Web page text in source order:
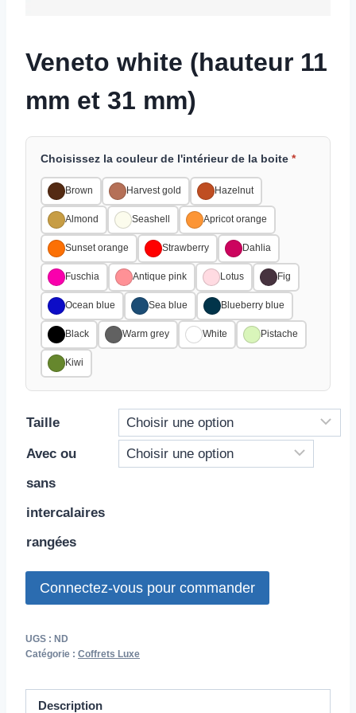
Veneto white (hauteur 11
mm et 31 mm)
Choisissez la couleur de l'intérieur de la boite *
Brown Harvest gold Hazelnut
Almond Seashell Apricot orange
Sunset orange Strawberry Dahlia
Fuschia Antique pink Lotus Fig
Ocean blue Sea blue Blueberry blue
Black Warm grey White Pistache
Kiwi
Taille
Avec ou
sans
intercalaires
rangées
Connectez-vous pour commander
UGS : ND
Catégorie : Coffrets Luxe
Description